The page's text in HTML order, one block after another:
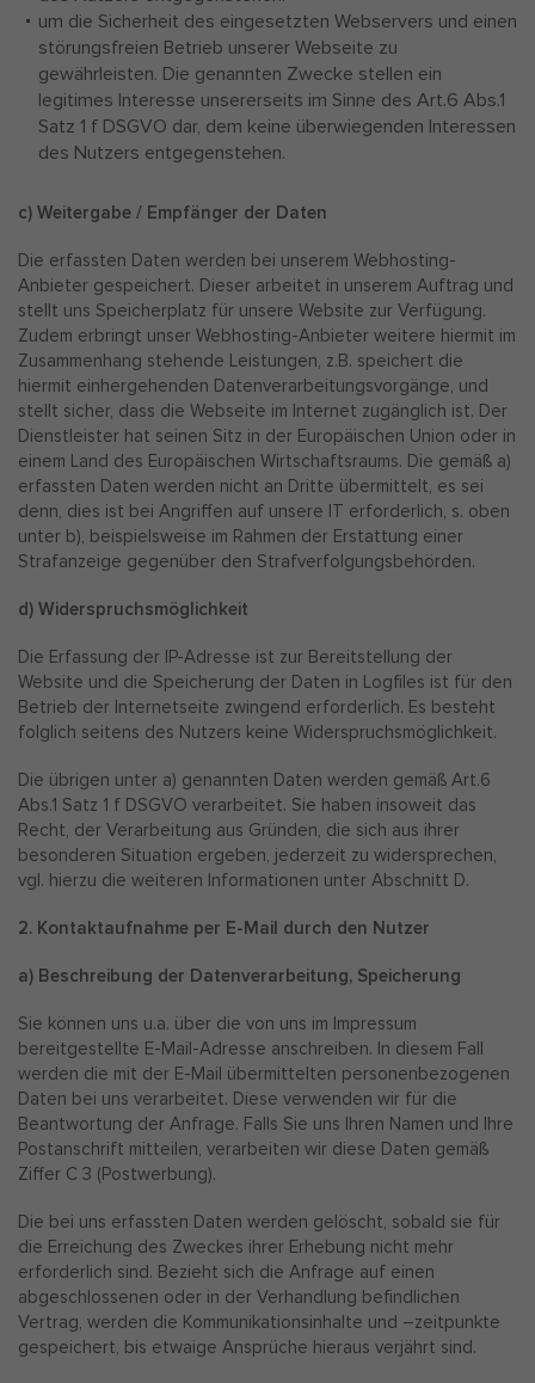
um die Sicherheit des eingesetzten Webservers und einen
störungsfreien Betrieb unserer Webseite zu
gewährleisten. Die genannten Zwecke stellen ein
legitimes Interesse unsererseits im Sinne des Art.6 Abs.1
Satz 1 f DSGVO dar, dem keine überwiegenden Interessen
des Nutzers entgegenstehen.
c) Weitergabe / Empfänger der Daten
Die erfassten Daten werden bei unserem Webhosting-
Anbieter gespeichert. Dieser arbeitet in unserem Auftrag und
stellt uns Speicherplatz für unsere Website zur Verfügung.
Zudem erbringt unser Webhosting-Anbieter weitere hiermit im
Zusammenhang stehende Leistungen, z.B. speichert die
hiermit einhergehenden Datenverarbeitungsvorgänge, und
stellt sicher, dass die Webseite im Internet zugänglich ist. Der
Dienstleister hat seinen Sitz in der Europäischen Union oder in
einem Land des Europäischen Wirtschaftsraums. Die gemäß a)
erfassten Daten werden nicht an Dritte übermittelt, es sei
denn, dies ist bei Angriffen auf unsere IT erforderlich, s. oben
unter b), beispielsweise im Rahmen der Erstattung einer
Strafanzeige gegenüber den Strafverfolgungsbehörden.
d) Widerspruchsmöglichkeit
Die Erfassung der IP-Adresse ist zur Bereitstellung der
Website und die Speicherung der Daten in Logfiles ist für den
Betrieb der Internetseite zwingend erforderlich. Es besteht
folglich seitens des Nutzers keine Widerspruchsmöglichkeit.
Die übrigen unter a) genannten Daten werden gemäß Art.6
Abs.1 Satz 1 f DSGVO verarbeitet. Sie haben insoweit das
Recht, der Verarbeitung aus Gründen, die sich aus ihrer
besonderen Situation ergeben, jederzeit zu widersprechen,
vgl. hierzu die weiteren Informationen unter Abschnitt D.
2. Kontaktaufnahme per E-Mail durch den Nutzer
a) Beschreibung der Datenverarbeitung, Speicherung
Sie können uns u.a. über die von uns im Impressum
bereitgestellte E-Mail-Adresse anschreiben. In diesem Fall
werden die mit der E-Mail übermittelten personenbezogenen
Daten bei uns verarbeitet. Diese verwenden wir für die
Beantwortung der Anfrage. Falls Sie uns Ihren Namen und Ihre
Postanschrift mitteilen, verarbeiten wir diese Daten gemäß
Ziffer C 3 (Postwerbung).
Die bei uns erfassten Daten werden gelöscht, sobald sie für
die Erreichung des Zweckes ihrer Erhebung nicht mehr
erforderlich sind. Bezieht sich die Anfrage auf einen
abgeschlossenen oder in der Verhandlung befindlichen
Vertrag, werden die Kommunikationsinhalte und –zeitpunkte
gespeichert, bis etwaige Ansprüche hieraus verjährt sind.